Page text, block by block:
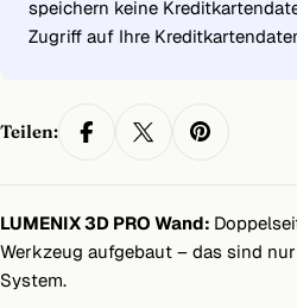
speichern keine
Zugriff auf Ihre
Teilen:
LUMENIX 3D PRO Wand:
Werkzeug aufgebaut – das sind
System.